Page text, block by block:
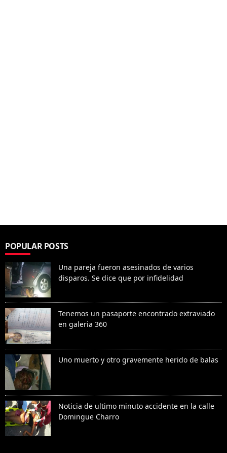
POPULAR POSTS
Una pareja fueron asesinados de varios
disparos. Se dice que por infidelidad
Tenemos un pasaporte encontrado extraviado
en galeria 360
Uno muerto y otro gravemente herido de balas
Noticia de ultimo minuto accidente en la calle
Domingue Charro